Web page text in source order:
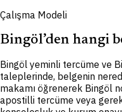
Çalışma Modeli
Bingöl’den hangi
Bingöl yeminli tercüme ve
taleplerinde, belgenin
makamı öğrenerek Bingöl
apostilli tercüme veya